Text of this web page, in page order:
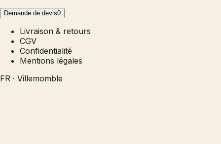
Demande de devis0
Livraison & retours
CGV
Confidentialité
Mentions légales
FR · Villemomble